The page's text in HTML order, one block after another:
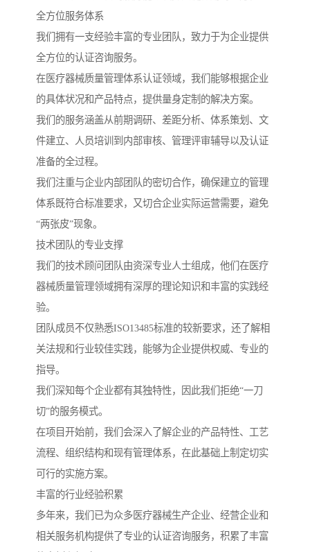
全方位服务体系
我们拥有一支经验丰富的专业团队，致力于为企业提供
全方位的认证咨询服务。
在医疗器械质量管理体系认证领域，我们能够根据企业
的具体状况和产品特点，提供量身定制的解决方案。
我们的服务涵盖从前期调研、差距分析、体系策划、文
件建立、人员培训到内部审核、管理评审辅导以及认证
准备的全过程。
我们注重与企业内部团队的密切合作，确保建立的管理
体系既符合标准要求，又切合企业实际运营需要，避免
“两张皮”现象。
技术团队的专业支撑
我们的技术顾问团队由资深专业人士组成，他们在医疗
器械质量管理领域拥有深厚的理论知识和丰富的实践经
验。
团队成员不仅熟悉ISO13485标准的较新要求，还了解相
关法规和行业较佳实践，能够为企业提供权威、专业的
指导。
我们深知每个企业都有其独特性，因此我们拒绝“一刀
切”的服务模式。
在项目开始前，我们会深入了解企业的产品特性、工艺
流程、组织结构和现有管理体系，在此基础上制定切实
可行的实施方案。
丰富的行业经验积累
多年来，我们已为众多医疗器械生产企业、经营企业和
相关服务机构提供了专业的认证咨询服务，积累了丰富